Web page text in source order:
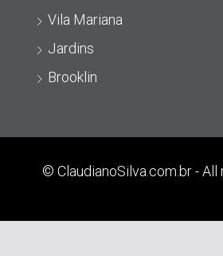
Vila Mariana
Jardins
Brooklin
© ClaudianoSilva.com.br -